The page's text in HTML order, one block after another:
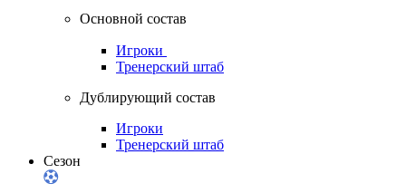
Основной состав
Игроки
Тренерский штаб
Дублирующий состав
Игроки
Тренерский штаб
Сезон